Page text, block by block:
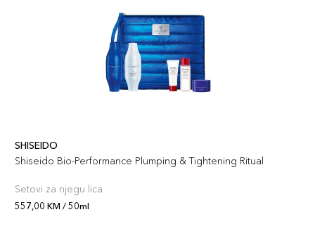
SHISEIDO
Shiseido Bio-Performance Plumping & Tightening Ritual
Setovi za njegu lica
557,00 KM / 50ml